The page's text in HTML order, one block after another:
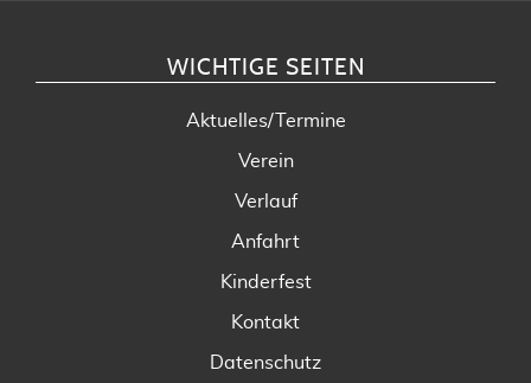
WICHTIGE SEITEN
Aktuelles/Termine
Verein
Verlauf
Anfahrt
Kinderfest
Kontakt
Datenschutz